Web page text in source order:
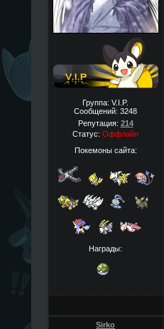
Группа: V.I.P.
Сообщений: 3248
Репутация: 214
Статус: Оффлайн
Покемоны сайта:
Награды:
Sirko